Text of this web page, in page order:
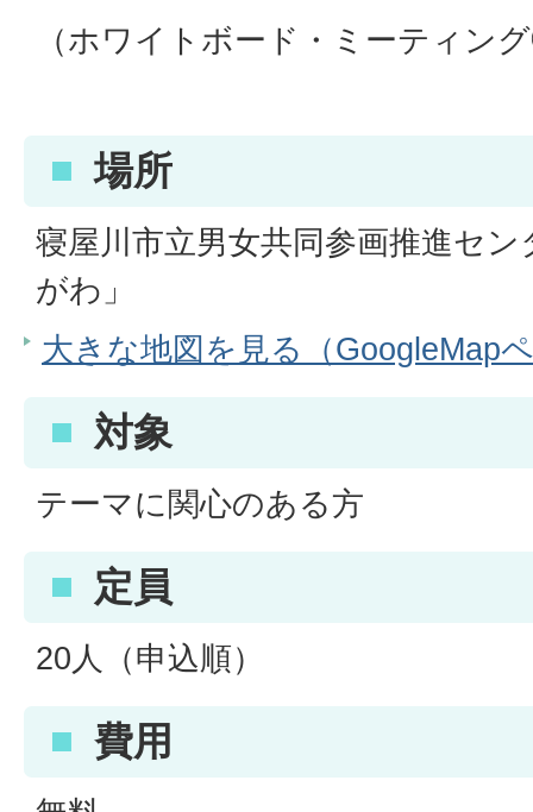
（ホワイトボード・ミーティン
場所
寝屋川市立男女共同参画推進セ
がわ」
大きな地図を見る（GoogleMap
対象
テーマに関心のある方
定員
20人（申込順）
費用